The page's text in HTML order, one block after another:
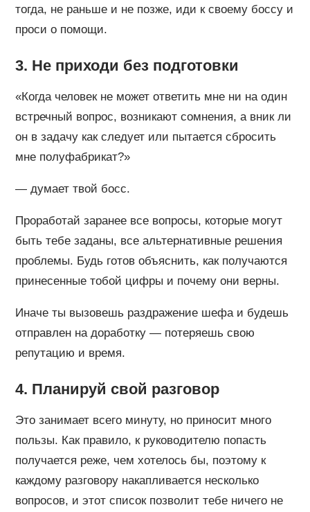
тогда, не раньше и не позже, иди к своему боссу и
проси о помощи.
3. Не приходи без подготовки
«Когда человек не может ответить мне ни на один
встречный вопрос, возникают сомнения, а вник ли
он в задачу как следует или пытается сбросить
мне полуфабрикат?»
— думает твой босс.
Проработай заранее все вопросы, которые могут
быть тебе заданы, все альтернативные решения
проблемы. Будь готов объяснить, как получаются
принесенные тобой цифры и почему они верны.
Иначе ты вызовешь раздражение шефа и будешь
отправлен на доработку — потеряешь свою
репутацию и время.
4. Планируй свой разговор
Это занимает всего минуту, но приносит много
пользы. Как правило, к руководителю попасть
получается реже, чем хотелось бы, поэтому к
каждому разговору накапливается несколько
вопросов, и этот список позволит тебе ничего не